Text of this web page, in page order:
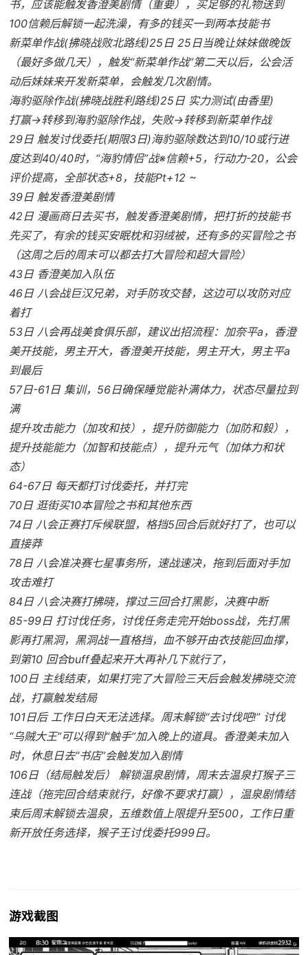
书，应该能触发香澄美剧情（重要），买足够的礼物送到
100信赖后解锁一起洗澡，有多的钱买一到两本技能书
新菜单作战(拂晓战败北路线)25日 25日当晚让妹妹做晚饭
（最好多做几天），触发“新菜单作战”第二天以后，公会活
动后妹妹来开发新菜单，会触发几次剧情。
海豹驱除作战(拂晓战胜利路线)25日 实力测试(由香里)
打赢→转移到海豹驱除作战，失败→转移到新菜单作战
29日 触发讨伐委托(期限3日)海豹驱除数达到10/10或行进
度达到40/40时，“海豹情侣”战※信赖+5，行动力-20，公会
评价提高，全部状态+8，技能Pt+12 ~
39日 触发香澄美剧情
42日 漫画商日去买书，触发香澄美剧情，把打折的技能书
先买了，有余的钱买安眠枕和羽绒被，还有多的买冒险之书
（这周之后的周末可以都去打大冒险和超大冒险）
43日 香澄美加入队伍
46日 八会战巨汉兄弟，对手防攻交替，这边可以攻防对应
着打
53日 八会再战美食俱乐部，建议出招流程：加奈平a，香澄
美开技能，男主开大，香澄美开技能，男主开大，男主平a
到最后
57日-61日 集训，56日确保睡觉能补满体力，状态尽量拉到
满
提升攻击能力（加攻和技），提升防御能力（加防和毅），
提升技能能力（加智和技能点），提升元气（加体力和状
态）
64-67日 每天都打讨伐委托，并打完
70日 逛街买10本冒险之书和其他东西
74日 八会正赛打斥候联盟，格挡5回合后就好打了，也可以
直接莽
78日 八会准决赛七星事务所，速战速决，拖到后面对手加
攻击难打
84日 八会决赛打拂晓，撑过三回合打黑影，决赛中断
85-99日 打讨伐任务，讨伐任务走完开始boss战，先打黑
影再打黑洞，黑洞战一直格挡，血不够开由衣技能回血撑，
到第10 回合buff叠起来开大再补几下就行了，
100日 主线结束，如果打完了大冒险三天后会触发拂晓交流
战，打赢触发结局
101日后 工作日白天无法选择。周末解锁“去讨伐吧!” 讨伐
“乌贼大王”可以得到“触手”加入晚上的道具。香澄美未加入
时，休息日去“书店”会触发加入剧情
106日（结局触发后） 解锁温泉剧情，周末去温泉打猴子三
连战（拖完回合结束就行，好像不要求打赢），温泉剧情结
束后周末解锁去温泉，五维数值上限提升至500，工作日重
新开放任务选择，猴子王讨伐委托999日。
游戏截图